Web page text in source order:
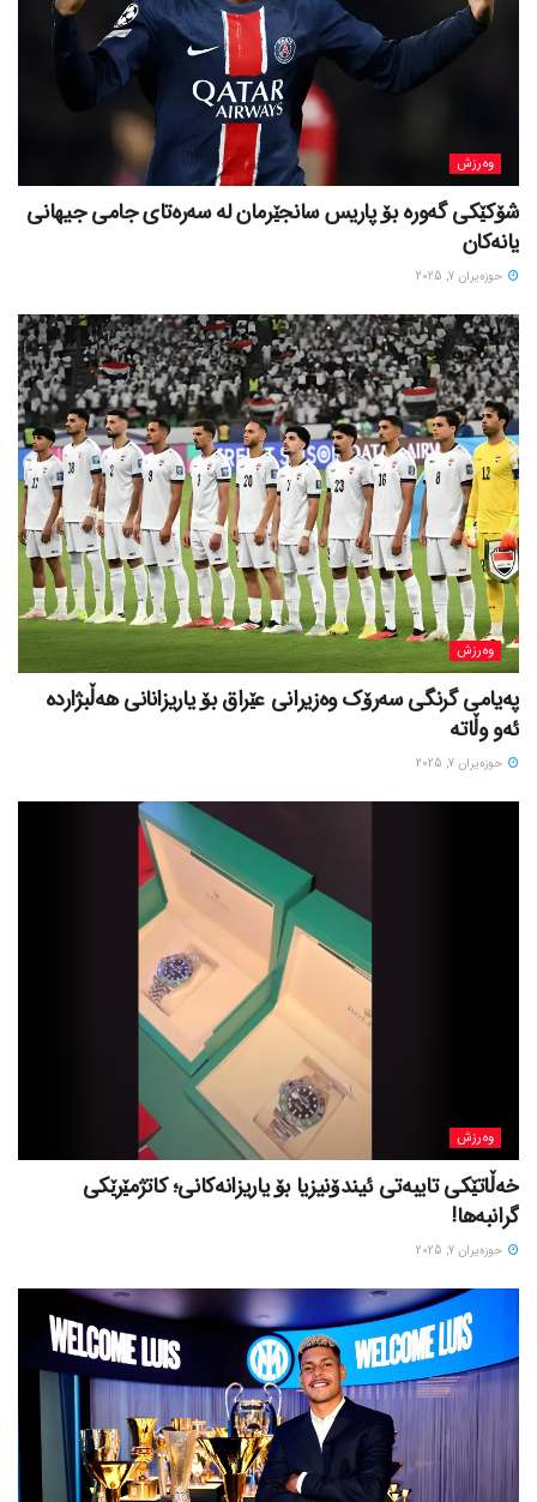
وەرزش
شۆکێکی گەورە بۆ پاریس سانجێرمان لە سەرەتای جامی جیهانی
یانەکان
حوزه‌یران 7, 2025
وەرزش
پەیامی گرنگی سەرۆک وەزیرانی عێراق بۆ یاریزانانی هەڵبژارده
ئەو وڵاتە
حوزه‌یران 7, 2025
وەرزش
خەڵاتێکی تایبەتی ئیندۆنیزیا بۆ یاریزانەکانی؛ کاتژمێرێکی
گرانبەها!
حوزه‌یران 7, 2025